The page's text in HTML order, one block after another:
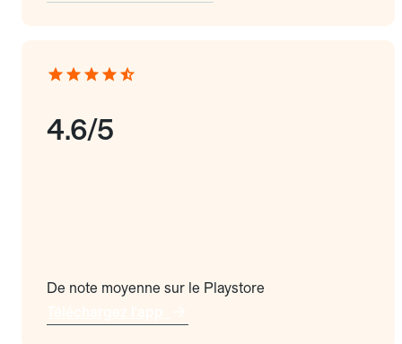
4.6/5
De note moyenne sur le Playstore